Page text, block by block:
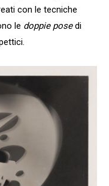
con le tecniche
le doppie posedi